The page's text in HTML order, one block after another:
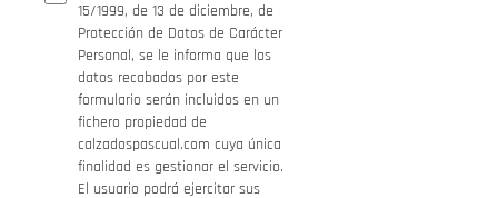
15/1999, de 13 de diciembre, de
Protección de Datos de Carácter
Personal, se le informa que los
datos recabados por este
formulario serán incluidos en un
fichero propiedad de
calzadospascual.com cuya única
finalidad es gestionar el servicio.
El usuario podrá ejercitar sus